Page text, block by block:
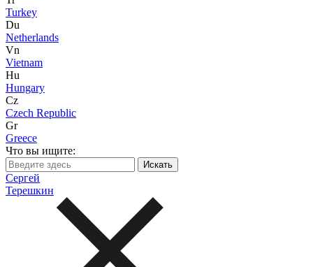
Turkey
Du
Netherlands
Vn
Vietnam
Hu
Hungary
Cz
Czech Republic
Gr
Greece
Что вы ищите:
Сергей
Терешкин